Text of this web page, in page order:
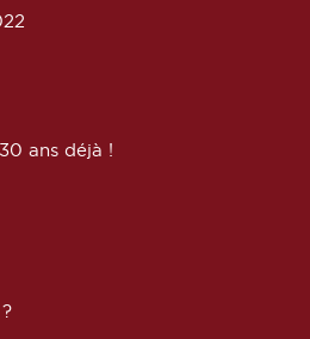
ans déjà !